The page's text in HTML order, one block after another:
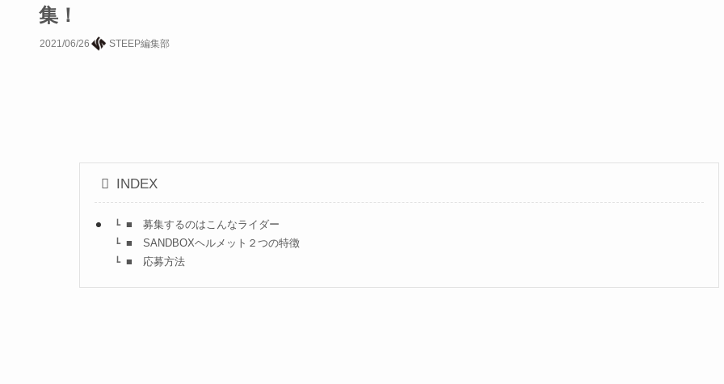
集！
2021/06/26 STEEP編集部
INDEX
■ 募集するのはこんなライダー
■ SANDBOXヘルメット２つの特徴
■ 応募方法